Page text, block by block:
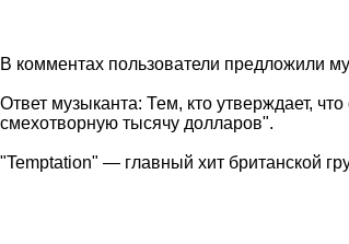
В комментах пользователи предложили
Ответ музыканта: Тем, кто утверждает,
смехотворную тысячу долларов".
"Temptation" — главный хит британской